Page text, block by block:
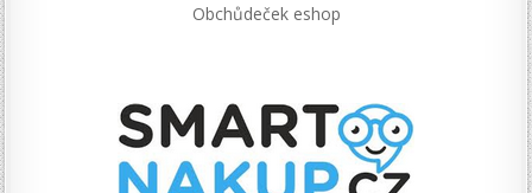
Obchůdeček eshop